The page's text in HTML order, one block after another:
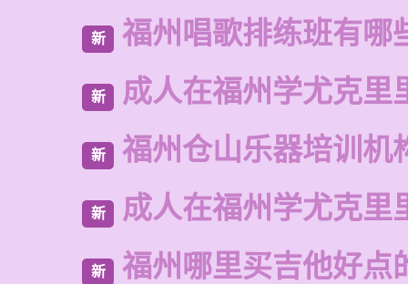
新 福州唱歌排练班有哪
新 成人在福州学尤克里
新 福州仓山乐器培训机
新 成人在福州学尤克里
新 福州哪里买吉他好点